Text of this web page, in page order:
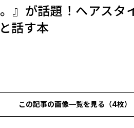
』が話題！ヘアス
話す本
この記事の画像一覧を見る（4枚）